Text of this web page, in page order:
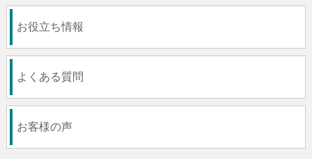
お役立ち情報
よくある質問
お客様の声